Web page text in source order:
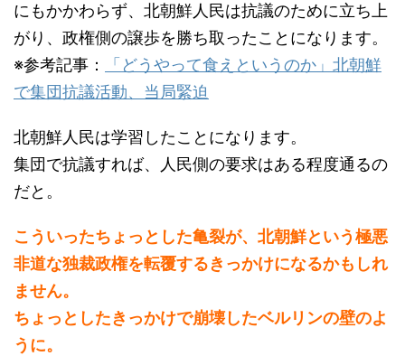
にもかかわらず、北朝鮮人民は抗議のために立ち上
がり、政権側の譲歩を勝ち取ったことになります。
※参考記事：
「どうやって食えというのか」北朝鮮
で集団抗議活動、当局緊迫
北朝鮮人民は学習したことになります。
集団で抗議すれば、人民側の要求はある程度通るの
だと。
こういったちょっとした亀裂が、北朝鮮という極悪
非道な独裁政権を転覆するきっかけになるかもしれ
ません。
ちょっとしたきっかけで崩壊したベルリンの壁のよ
うに。